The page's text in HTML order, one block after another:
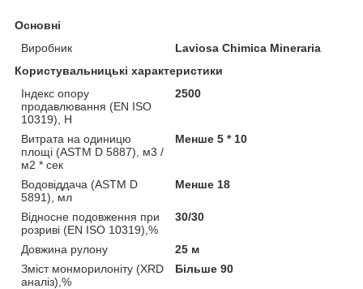
Основні
Виробник
Laviosa Chimica Mineraria
Користувальницькі характеристики
Індекс опору
продавлювання (EN ISO
10319), Н
2500
Витрата на одиницю
площі (ASTM D 5887), м3 /
м2 * сек
Менше 5 * 10
Водовіддача (ASTM D
5891), мл
Менше 18
Відносне подовження при
розриві (EN ISO 10319),%
30/30
Довжина рулону
25 м
Зміст монморилоніту (XRD
аналіз),%
Більше 90